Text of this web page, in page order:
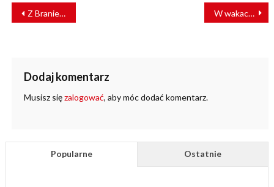
NAWIGACJA
WPISU
Z Braniewa do Olsztyna pojedziemy szybciej W wakacje wybierz się w podróż z POLREGIO
Dodaj komentarz
Musisz sięzalogować, aby móc dodać komentarz.
Popularne Ostatnie